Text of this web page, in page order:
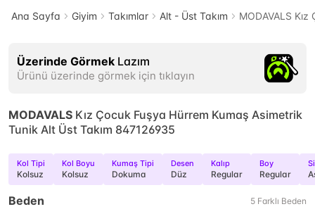
Ana Sayfa Giyim Takımlar Alt - Üst Takım MODAVALS
Üzerinde Görmek Lazım
Ürünü üzerinde görmek için tıklayın
MODAVALS Kız Çocuk Fuşya Hürrem Kumaş Asimetrik
Tunik Alt Üst Takım 847126935
Kol Tipi
Kolsuz
Kol Boyu
Kolsuz
Kumaş Tipi
Dokuma
Desen
Düz
Kalıp
Regular
Boy
Regular
Beden 5 Farklı Beden